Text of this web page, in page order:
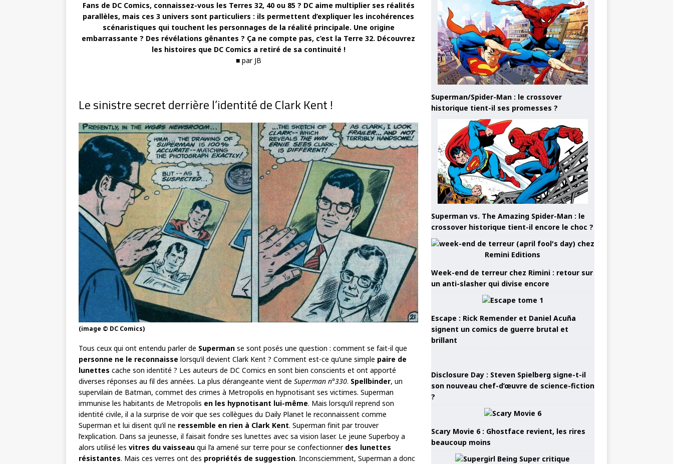
Fans de DC Comics, connaissez-vous les Terres 32, 40 ou 85 ? DC aime multiplier ses réalités
parallèles, mais ces 3 univers sont particuliers : ils permettent d’expliquer les incohérences
scénaristiques qui touchent les personnages de la réalité principale. Une origine
embarrassante ? Des révélations gênantes ? Ça ne compte pas, c’est la Terre 32. Découvrez
les histoires que DC Comics a retiré de sa continuité !
■par JB
Le sinistre secret derrière l’identité de Clark Kent !
(image © DC Comics)
Tous ceux qui ont entendu parler de Superman se sont posés une question : comment se fait-il que
personne ne le reconnaisse lorsqu’il devient Clark Kent ? Comment est-ce qu’une simple paire de
lunettes cache son identité ? Les auteurs de DC Comics en sont bien conscients et ont apporté
diverses réponses au fil des années. La plus dérangeante vient de Superman n°330. Spellbinder, un
supervilain de Batman, commet des crimes à Metropolis en hypnotisant ses victimes. Superman
immunise les habitants de Metropolis en les hypnotisant lui-même. Mais lorsqu’il reprend son
identité civile, il a la surprise de voir que ses collègues du Daily Planet le reconnaissent comme
Superman et lui disent qu’il ne ressemble en rien à Clark Kent. Superman finit par trouver
l’explication. Dans sa jeunesse, il faisait fondre ses lunettes avec sa vision laser. Le jeune Superboy a
alors utilisé les vitres du vaisseau qui l’a amené sur terre pour se confectionner des lunettes
résistantes. Mais ces verres ont des propriétés de suggestion. Inconsciemment, Superman a donc
Superman/Spider-Man : le crossover
historique tient-il ses promesses ?
Superman vs. The Amazing Spider-Man : le
crossover historique tient-il encore le choc ?
Week-end de terreur chez Rimini : retour sur
un anti-slasher qui divise encore
Escape : Rick Remender et Daniel Acuña
signent un comics de guerre brutal et
brillant
Disclosure Day : Steven Spielberg signe-t-il
son nouveau chef-d’œuvre de science-fiction
?
Scary Movie 6 : Ghostface revient, les rires
beaucoup moins